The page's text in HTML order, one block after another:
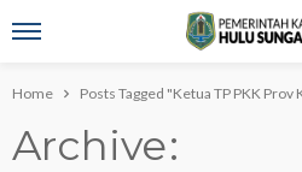
Home Posts Tagged "Ketua TP PKK Prov
Archive